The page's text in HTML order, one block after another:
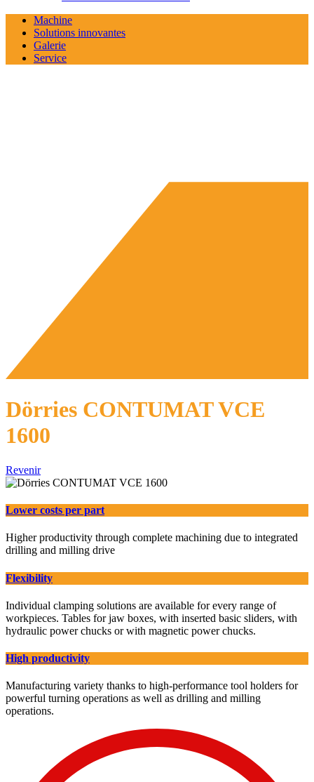
Machine
Solutions innovantes
Galerie
Service
Dörries CONTUMAT VCE
1600
Revenir
Lower costs per part
Higher productivity through complete machining due to integrated
drilling and milling drive
Flexibility
Individual clamping solutions are available for every range of
workpieces. Tables for jaw boxes, with inserted basic sliders, with
hydraulic power chucks or with magnetic power chucks.
High productivity
Manufacturing variety thanks to high-performance tool holders for
powerful turning operations as well as drilling and milling
operations.